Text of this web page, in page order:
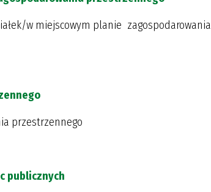
w miejscowym planie zagospodarowania
przestrzennego
publicznych